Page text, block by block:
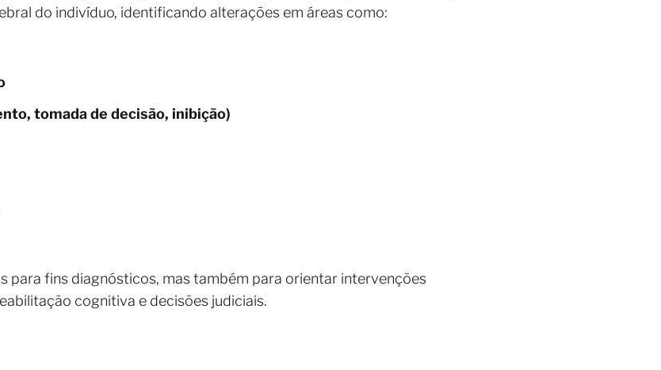
do indivíduo, identificando alterações em áreas como:
tomada de decisão, inibição)
para fins diagnósticos, mas também para orientar intervenções
cognitiva e decisões judiciais.